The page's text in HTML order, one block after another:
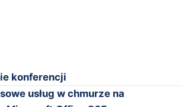
konferencji
usług w chmurze na